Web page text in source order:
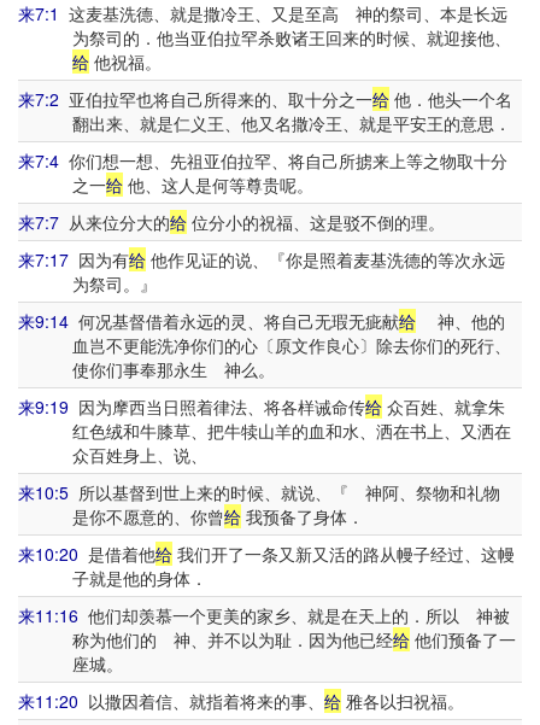
来7:1 这麦基洗德、就是撒冷王、又是至高 神的祭司、本是长远
为祭司的．他当亚伯拉罕杀败诸王回来的时候、就迎接他、
给他祝福。
来7:2 亚伯拉罕也将自己所得来的、取十分之一给 他．他头一个名
翻出来、就是仁义王、他又名撒冷王、就是平安王的意思．
来7:4 你们想一想、先祖亚伯拉罕、将自己所掳来上等之物取十分
之一给他、这人是何等尊贵呢。
来7:7 从来位分大的给 位分小的祝福、这是驳不倒的理。
来7:17 因为有给 他作见证的说、『你是照着麦基洗德的等次永远
为祭司。』
来9:14 何况基督借着永远的灵、将自己无瑕无疵献给 神、他的
血岂不更能洗净你们的心〔原文作良心〕除去你们的死行、
使你们事奉那永生 神么。
来9:19 因为摩西当日照着律法、将各样诫命传给 众百姓、就拿朱
红色绒和牛膝草、把牛犊山羊的血和水、洒在书上、又洒在
众百姓身上、说、
来10:5 所以基督到世上来的时候、就说、『 神阿、祭物和礼物
是你不愿意的、你曾给我预备了身体．
来10:20 是借着他给 我们开了一条又新又活的路从幔子经过、这幔
子就是他的身体．
来11:16 他们却羡慕一个更美的家乡、就是在天上的．所以 神被
称为他们的 神、并不以为耻．因为他已经给他们预备了一
座城。
来11:20 以撒因着信、就指着将来的事、 给 雅各以扫祝福。